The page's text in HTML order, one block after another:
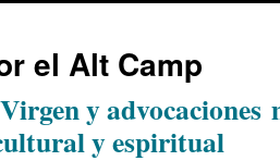
el Alt Camp
y
y espiritual